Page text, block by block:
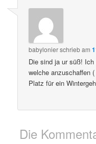
babylonierschriebam
Die sind ja ur süß!
welche anzuschaffen
Platz für ein
Die